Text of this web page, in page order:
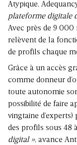
Atypique,
plateforme digitale
Avec près de 9
relèvent de la
de profils chaque
Grâce à un accès
comme donneur
toute autonomie
possibilité de faire
vingtaine
des profils sous 48
digital », avance